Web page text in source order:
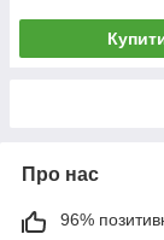
Про нас
96%